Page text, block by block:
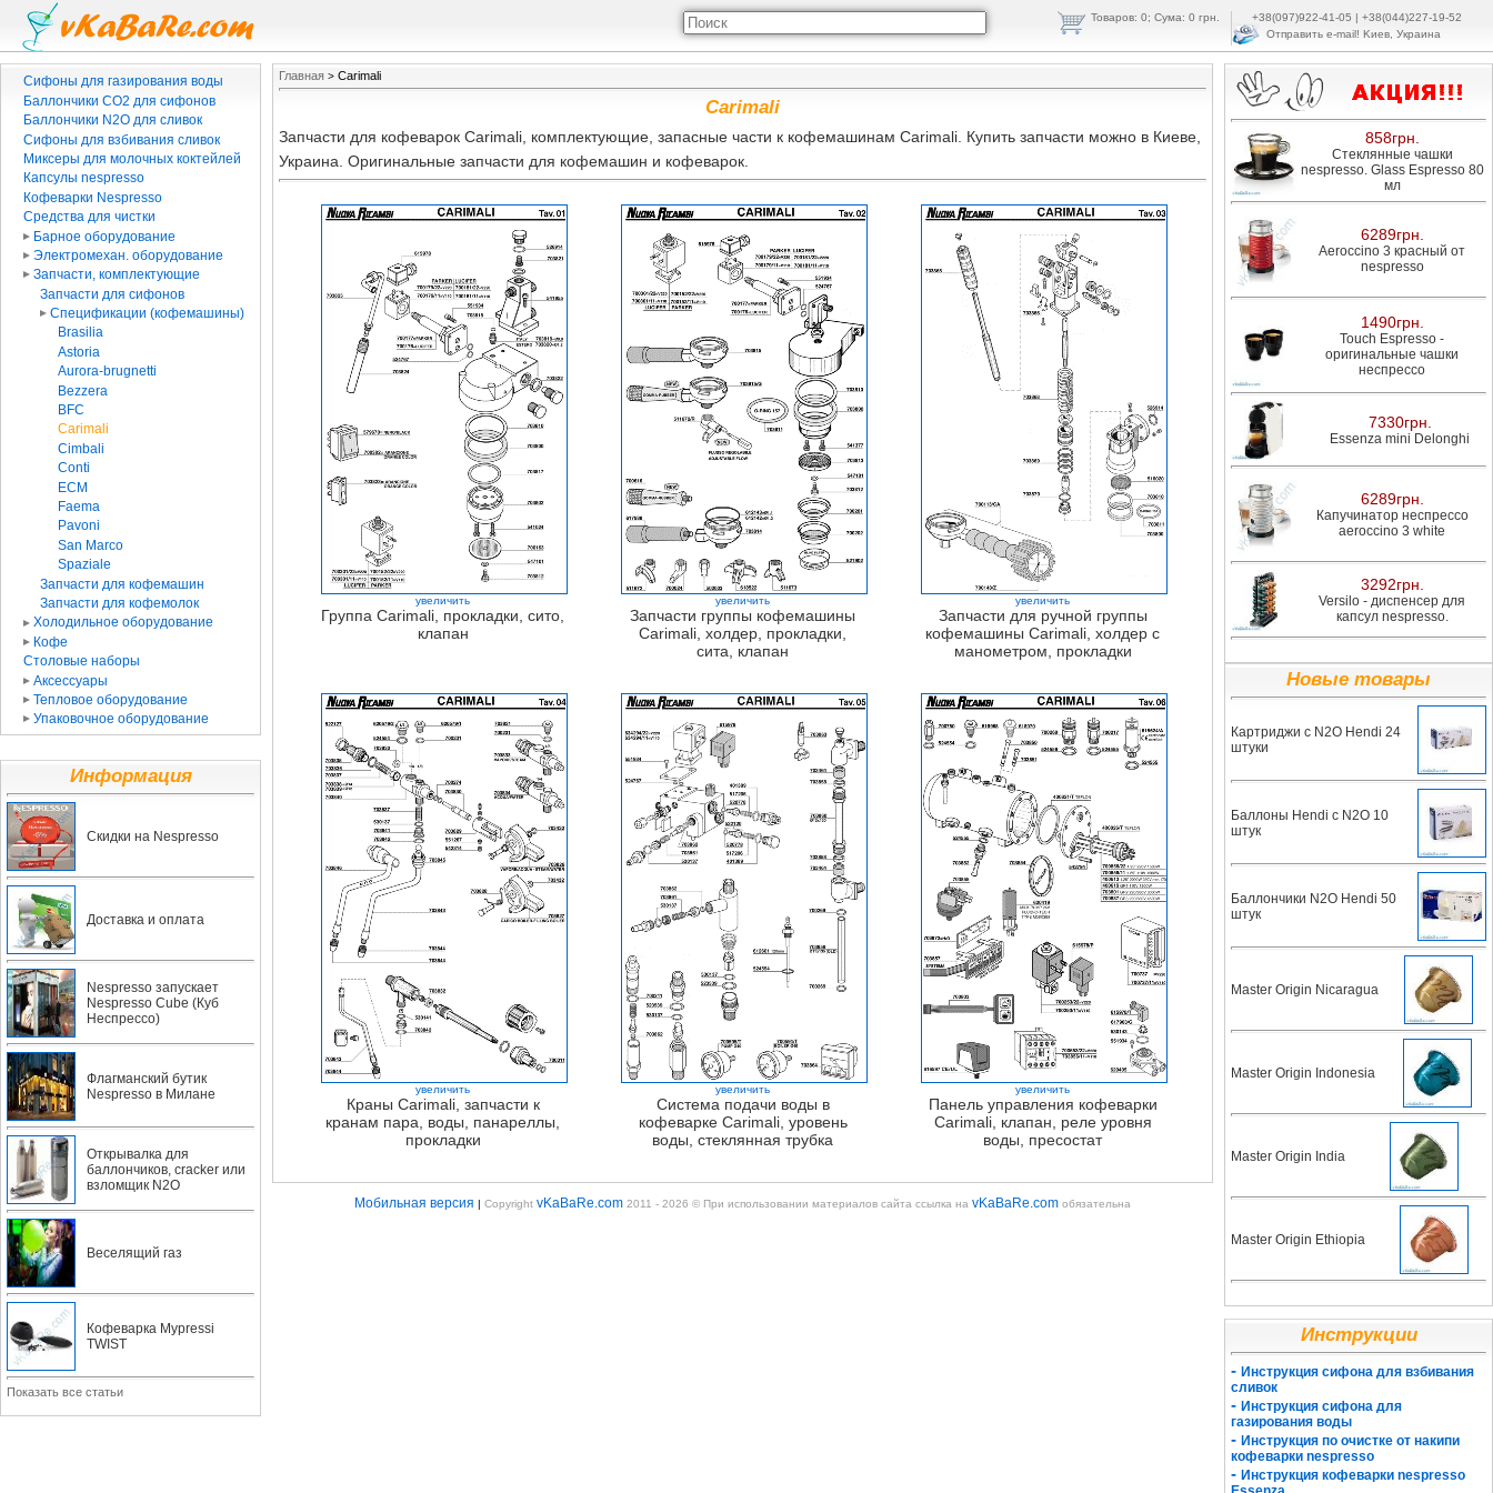
Товаров: 0; Cума: 0 грн.
+38(097)922-41-05 | +38(044)227-19-52
Отправить e-mail! Kиeв, Укpaинa
Сифоны для газирования воды
Баллончики CO2 для сифонов
Баллончики N2O для сливок
Сифоны для взбивания сливок
Миксеры для молочных коктейлей
Капсулы nespresso
Кофеварки Nespresso
Средства для чистки
Барное оборудование
Электромехан. оборудование
Запчасти, комплектующие
Запчасти для сифонов
Спецификации (кофемашины)
Brasilia
Astoria
Aurora-brugnetti
Bezzera
BFC
Carimali
Cimbali
Conti
ECM
Faema
Pavoni
San Marco
Spaziale
Запчасти для кофемашин
Запчасти для кофемолок
Холодильное оборудование
Кофе
Столовые наборы
Аксессуары
Тепловое оборудование
Упаковочное оборудование
Информация
Скидки на Nespresso
Доставка и оплата
Nespresso запускает
Nespresso Cube (Куб
Неспрессо)
Флагманский бутик
Nespresso в Милане
Открывалка для
баллончиков, cracker или
взломщик N2O
Веселящий газ
Кофеварка Mypressi
TWIST
Показать все статьи
Главная > Carimali
Carimali
Запчасти для кофеварок Carimali, комплектующие, запасные части к кофемашинам Carimali. Купить запчасти можно в Киеве,
Украина. Оригинальные запчасти для кофемашин и кофеварок.
увеличить
Группа Carimali, прокладки, сито,
клапан
увеличить
Запчасти группы кофемашины
Carimali, холдер, прокладки,
сита, клапан
увеличить
Запчасти для ручной группы
кофемашины Carimali, холдер с
манометром, прокладки
увеличить
Краны Carimali, запчасти к
кранам пара, воды, панареллы,
прокладки
увеличить
Система подачи воды в
кофеварке Carimali, уровень
воды, стеклянная трубка
увеличить
Панель управления кофеварки
Carimali, клапан, реле уровня
воды, пресостат
Мобильная версия | Copyright vKaBaRe.com 2011 - 2026 © При использовании материалов сайта ссылка на vKaBaRe.com обязательна
858грн.
Стеклянные чашки
nespresso. Glass Espresso 80
мл
6289грн.
Aeroccino 3 красный от
nespresso
1490грн.
Touch Espresso -
оригинальные чашки
неспрессо
7330грн.
Essenza mini Delonghi
6289грн.
Капучинатор неспрессо
aeroccino 3 white
3292грн.
Versilo - диспенсер для
капсул nespresso.
Новые товары
Картриджи с N2O Hendi 24
штуки
Баллоны Hendi с N2O 10
штук
Баллончики N2O Hendi 50
штук
Master Origin Nicaragua
Master Origin Indonesia
Master Origin India
Master Origin Ethiopia
Инструкции
- Инструкция сифона для взбивания
сливок
- Инструкция сифона для
газирования воды
- Инструкция по очистке от накипи
кофеварки nespresso
- Инструкция кофеварки nespresso